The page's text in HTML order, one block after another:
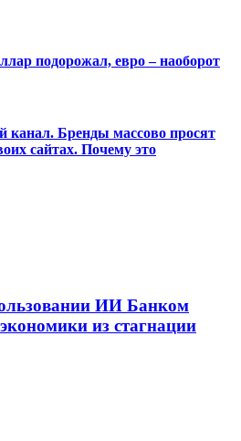
подорожал, евро – наоборот
канал. Бренды массово просят
сайтах. Почему это
ИИ Банком
из стагнации